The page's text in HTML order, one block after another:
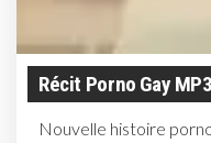
Récit Porno Gay
Nouvelle histoire